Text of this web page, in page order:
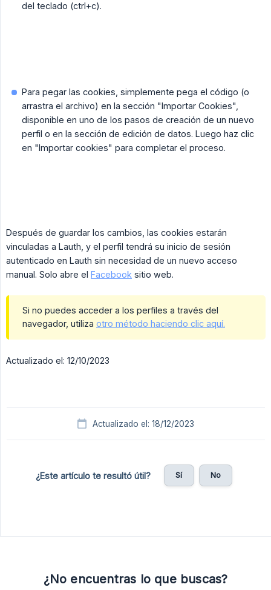
del teclado (ctrl+c).
Para pegar las cookies, simplemente pega el código (o
arrastra el archivo) en la sección "Importar Cookies",
disponible en uno de los pasos de creación de un nuevo
perfil o en la sección de edición de datos. Luego haz clic
en "Importar cookies" para completar el proceso.
Después de guardar los cambios, las cookies estarán
vinculadas a Lauth, y el perfil tendrá su inicio de sesión
autenticado en Lauth sin necesidad de un nuevo acceso
manual. Solo abre el Facebook sitio web.
Si no puedes acceder a los perfiles a través del
navegador, utiliza otro método haciendo clic aquí.
Actualizado el: 12/10/2023
Actualizado el: 18/12/2023
¿Este artículo te resultó útil? Sí No
¿No encuentras lo que buscas?